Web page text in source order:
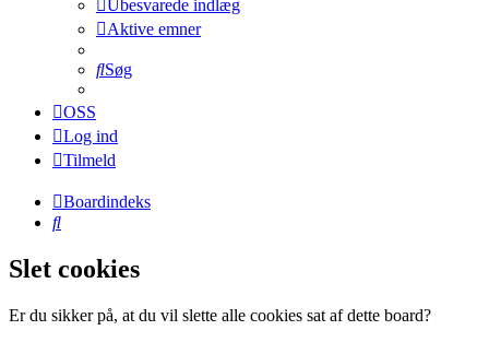
Ubesvarede indlæg
Aktive emner
Søg
OSS
Log ind
Tilmeld
Boardindeks
Søg
Slet cookies
Er du sikker på, at du vil slette alle cookies sat af dette board?